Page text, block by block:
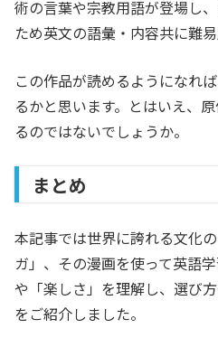
術の言葉や宗教用語が登場し
ため英文の語彙・内容共に難易
この作品が読めるようになれ
るかと思います。とはいえ、
るのではないでしょうか。
まとめ
本記事では世界に誇れる文化
ガ」、その漫画を使って英語
や「楽しさ」を理解し、選び
をご紹介しました。